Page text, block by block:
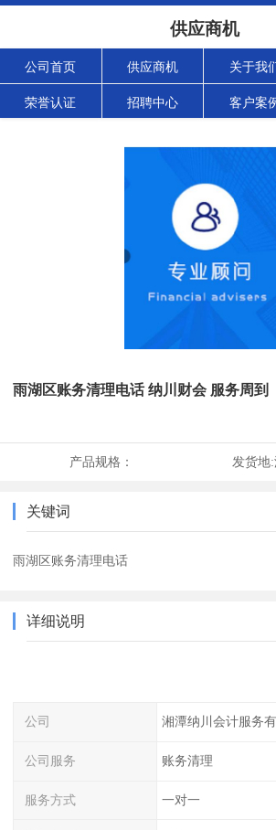
供应商机
公司首页 供应商机 关于我
荣誉认证 招聘中心 客户案
雨湖区账务清理电话 纳川财会 服务周到
产品规格： 发货地:
关键词
雨湖区账务清理电话
详细说明
公司 湘潭纳川会计服务
公司服务 账务清理
服务方式 一对一